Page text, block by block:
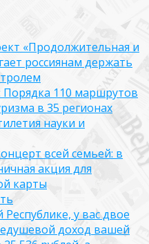
«Продолжительная и
россиянам держать
110 маршрутов
в 35 регионах
науки и
всей семьей: в
акция для
карты
у вас двое
доход вашей